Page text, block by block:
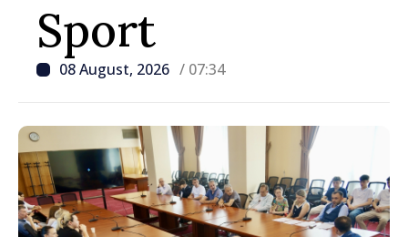
Sport
08 August, 2026 / 07:34